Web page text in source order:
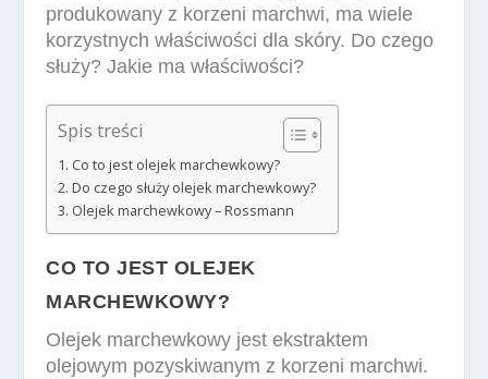
produkowany z korzeni marchwi, ma wiele
korzystnych właściwości dla skóry. Do czego
służy? Jakie ma właściwości?
Spis treści
Co to jest olejek marchewkowy?
Do czego służy olejek marchewkowy?
Olejek marchewkowy – Rossmann
CO TO JEST OLEJEK
MARCHEWKOWY?
Olejek marchewkowy jest ekstraktem
olejowym pozyskiwanym z korzeni marchwi.